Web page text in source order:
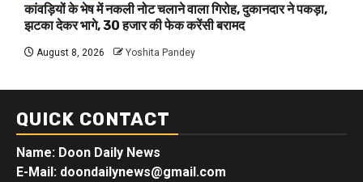
कांवड़ियों के भेष में नकली नोट चलाने वाला गिरोह, दुकानदार ने पकड़ा,
झटका देकर भागे, 30 हजार की फेक करेंसी बरामद
August 8, 2026 Yoshita Pandey
QUICK CONTACT
Name: Doon Daily News
E-Mail: doondailynews@gmail.com